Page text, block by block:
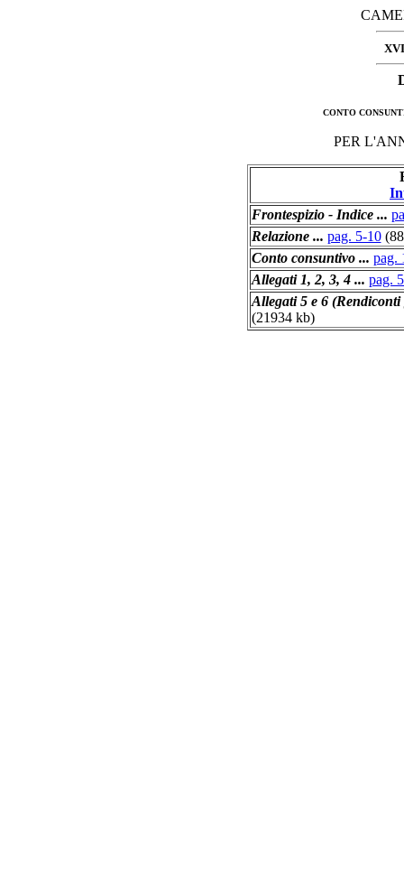
CONTO
PER
Frontespizio - Indice ...
Relazione ... pag. 5-10
Conto consuntivo ... pag.
Allegati 1, 2, 3, 4 ... pag.
Allegati 5 e 6
(21934 kb)